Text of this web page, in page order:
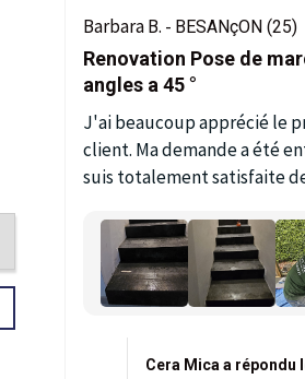
Barbara B. - BESANçON (25)
Renovation Pose de
angles a 45 °
J'ai beaucoup apprécié le
client. Ma demande a été
suis totalement satisfaite
Cera Mica a répondu